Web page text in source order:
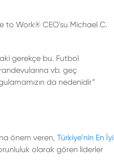
to Work® CEO'su Michael C.
gerekçe bu. Futbol
vb. geç
da nedenidir”
önem veren, Türkiye’nin En İyi
olarak gören liderler